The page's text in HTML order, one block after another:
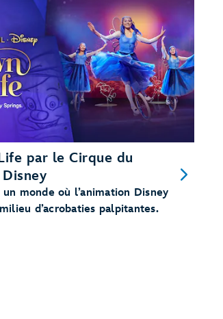
par le Cirque du
un monde où l’animation Disney
d’acrobaties palpitantes.